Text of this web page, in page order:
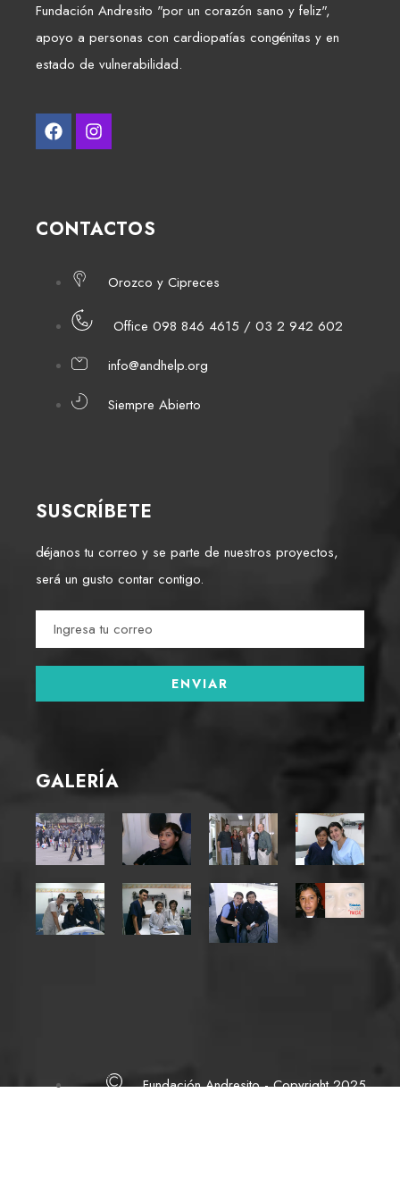
Fundación Andresito "por un corazón sano y feliz",
apoyo a personas con cardiopatías congénitas y en
estado de vulnerabilidad.
CONTACTOS
Orozco y Cipreces
Office 098 846 4615 / 03 2 942 602
info@andhelp.org
Siempre Abierto
SUSCRÍBETE
déjanos tu correo y se parte de nuestros proyectos,
será un gusto contar contigo.
GALERÍA
Fundación Andresito - Copyright 2025